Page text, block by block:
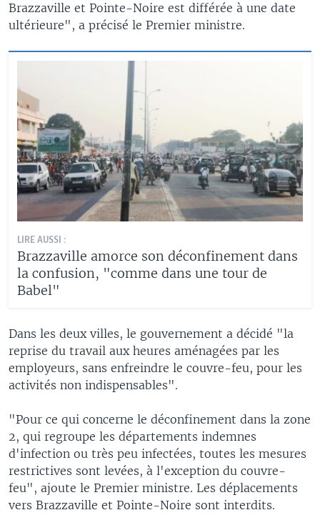
Brazzaville et Pointe-Noire est différée à une date
ultérieure", a précisé le Premier ministre.
LIRE AUSSI :
Brazzaville amorce son déconfinement dans
la confusion, "comme dans une tour de
Babel"
Dans les deux villes, le gouvernement a décidé "la
reprise du travail aux heures aménagées par les
employeurs, sans enfreindre le couvre-feu, pour les
activités non indispensables".
"Pour ce qui concerne le déconfinement dans la zone
2, qui regroupe les départements indemnes
d'infection ou très peu infectées, toutes les mesures
restrictives sont levées, à l'exception du couvre-
feu", ajoute le Premier ministre. Les déplacements
vers Brazzaville et Pointe-Noire sont interdits.